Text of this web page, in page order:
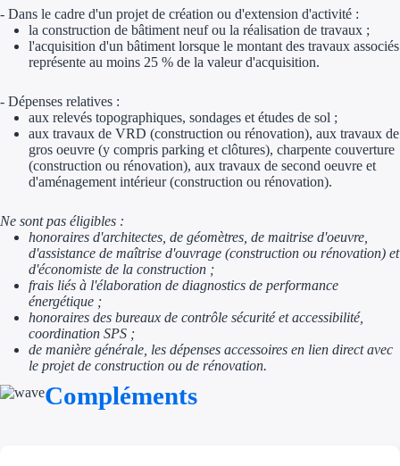
Aides Région
Aides Région
Aides Région
Régions de I à P
Aides Région
Aides Région
Aides Région
Aides Région
- Dans le cadre d'un projet de création ou d'extension d'activité :
la construction de bâtiment neuf ou la réalisation de travaux ;
l'acquisition d'un bâtiment lorsque le montant des travaux associés
représente au moins 25 % de la valeur d'acquisition.
- Dépenses relatives :
aux relevés topographiques, sondages et études de sol ;
aux travaux de VRD (construction ou rénovation), aux travaux de
gros oeuvre (y compris parking et clôtures), charpente couverture
(construction ou rénovation), aux travaux de second oeuvre et
d'aménagement intérieur (construction ou rénovation).
Ne sont pas éligibles :
honoraires d'architectes, de géomètres, de maitrise d'oeuvre,
d'assistance de maîtrise d'ouvrage (construction ou rénovation) et
d'économiste de la construction ;
frais liés à l'élaboration de diagnostics de performance
énergétique ;
honoraires des bureaux de contrôle sécurité et accessibilité,
coordination SPS ;
de manière générale, les dépenses accessoires en lien direct avec
le projet de construction ou de rénovation.
Compléments